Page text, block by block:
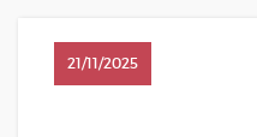
21/11/2025